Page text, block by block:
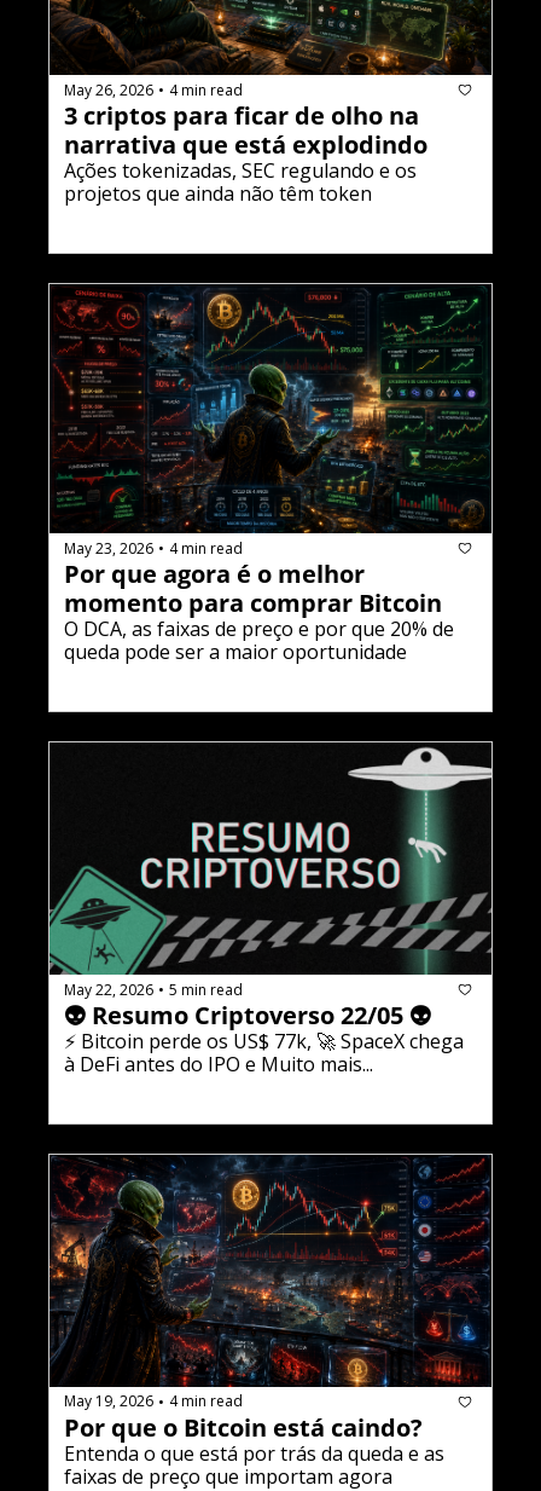
May 26, 2026 • 4 min read
3 criptos para ficar de olho na
narrativa que está explodindo
Ações tokenizadas, SEC regulando e os
projetos que ainda não têm token
May 23, 2026 • 4 min read
Por que agora é o melhor
momento para comprar Bitcoin
O DCA, as faixas de preço e por que 20% de
queda pode ser a maior oportunidade
May 22, 2026 • 5 min read
👽 Resumo Criptoverso 22/05 👽
⚡ Bitcoin perde os US$ 77k, 🚀 SpaceX chega
à DeFi antes do IPO e Muito mais...
May 19, 2026 • 4 min read
Por que o Bitcoin está caindo?
Entenda o que está por trás da queda e as
faixas de preço que importam agora